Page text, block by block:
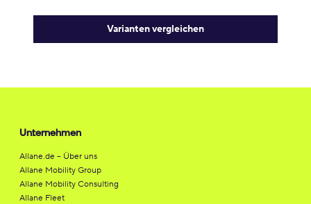
Varianten vergleichen
Unternehmen
Allane.de – Über uns
Allane Mobility Group
Allane Mobility Consulting
Allane Fleet